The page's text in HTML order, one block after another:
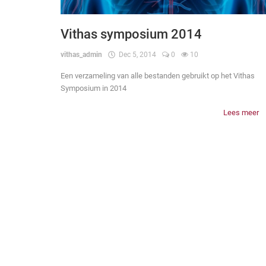
Vithas symposium 2014
vithas_admin Dec 5, 2014 0 10
Een verzameling van alle bestanden gebruikt op het Vithas
Symposium in 2014
Lees meer